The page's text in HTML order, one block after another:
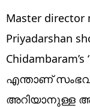
Lifestyle
world
Technology
Religion
Master director
Priyadarshan
എന്താണ്
അറിയാനുള്ള